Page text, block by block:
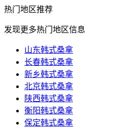
热门 地区推荐
发现更多热门地区信息
山东韩式桑拿
长春韩式桑拿
新乡韩式桑拿
北京韩式桑拿
陕西韩式桑拿
衡阳韩式桑拿
保定韩式桑拿